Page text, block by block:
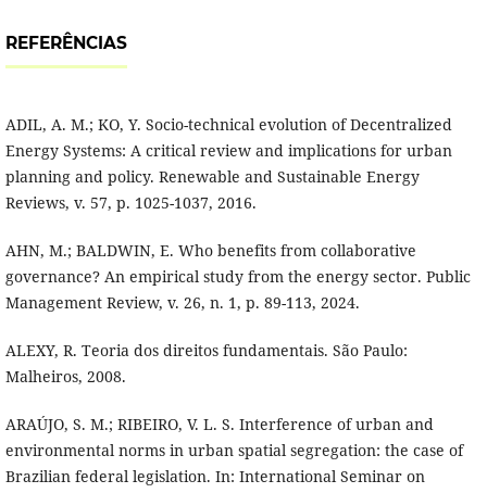
REFERÊNCIAS
ADIL, A. M.; KO, Y. Socio-technical evolution of Decentralized
Energy Systems: A critical review and implications for urban
planning and policy. Renewable and Sustainable Energy
Reviews, v. 57, p. 1025-1037, 2016.
AHN, M.; BALDWIN, E. Who benefits from collaborative
governance? An empirical study from the energy sector. Public
Management Review, v. 26, n. 1, p. 89-113, 2024.
ALEXY, R. Teoria dos direitos fundamentais. São Paulo:
Malheiros, 2008.
ARAÚJO, S. M.; RIBEIRO, V. L. S. Interference of urban and
environmental norms in urban spatial segregation: the case of
Brazilian federal legislation. In: International Seminar on